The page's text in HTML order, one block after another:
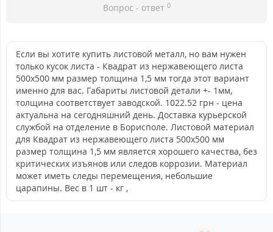
Вопрос - ответ 0
Если вы хотите купить листовой металл, но вам нужен
только кусок листа - Квадрат из нержавеющего листа
500х500 мм размер толщина 1,5 мм тогда этот вариант
именно для вас. Габариты листовой детали +- 1мм,
толщина соответствует заводской. 1022.52 грн - цена
актуальна на сегодняшний день. Доставка курьерской
службой на отделение в Борисполе. Листовой материал
для Квадрат из нержавеющего листа 500х500 мм
размер толщина 1,5 мм является хорошего качества, без
критических изъянов или следов коррозии. Материал
может иметь следы перемещения, небольшие
царапины. Вес в 1 шт - кг ,